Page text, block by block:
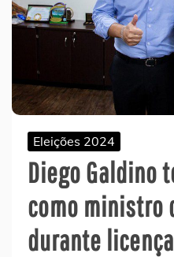
Eleições 2024
Diego Galdino
como ministro
durante